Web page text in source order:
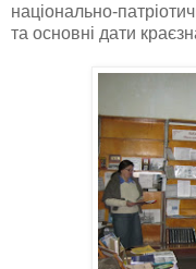
національно-
та основні дати